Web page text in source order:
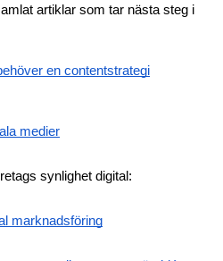
artiklar som tar nästa steg i
en contentstrategi
medier
synlighet digital:
marknadsföring